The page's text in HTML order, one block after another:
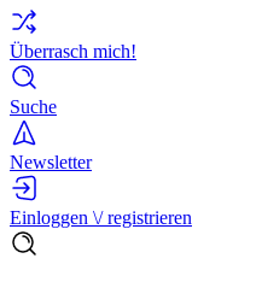
Überrasch mich!
Suche
Newsletter
Einloggen \/ registrieren